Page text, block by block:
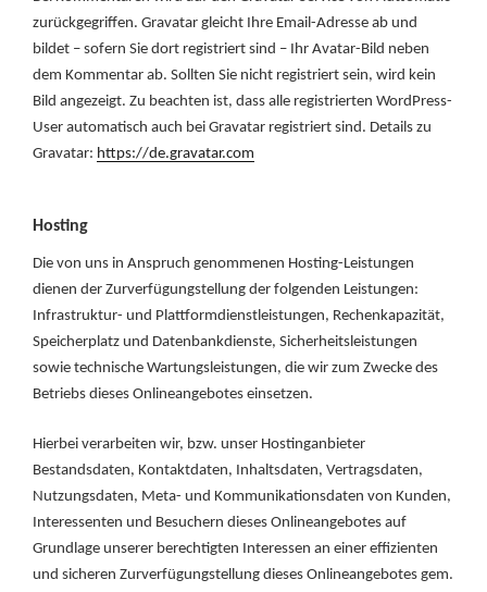
zurückgegriffen. Gravatar gleicht Ihre Email-Adresse ab und
bildet – sofern Sie dort registriert sind – Ihr Avatar-Bild neben
dem Kommentar ab. Sollten Sie nicht registriert sein, wird kein
Bild angezeigt. Zu beachten ist, dass alle registrierten WordPress-
User automatisch auch bei Gravatar registriert sind. Details zu
Gravatar: https://de.gravatar.com
Hosting
Die von uns in Anspruch genommenen Hosting-Leistungen
dienen der Zurverfügungstellung der folgenden Leistungen:
Infrastruktur- und Plattformdienstleistungen, Rechenkapazität,
Speicherplatz und Datenbankdienste, Sicherheitsleistungen
sowie technische Wartungsleistungen, die wir zum Zwecke des
Betriebs dieses Onlineangebotes einsetzen.
Hierbei verarbeiten wir, bzw. unser Hostinganbieter
Bestandsdaten, Kontaktdaten, Inhaltsdaten, Vertragsdaten,
Nutzungsdaten, Meta- und Kommunikationsdaten von Kunden,
Interessenten und Besuchern dieses Onlineangebotes auf
Grundlage unserer berechtigten Interessen an einer effizienten
und sicheren Zurverfügungstellung dieses Onlineangebotes gem.